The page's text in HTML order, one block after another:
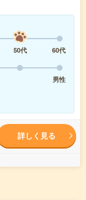
50代
60代
男性
詳しく見る